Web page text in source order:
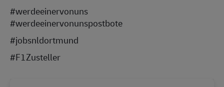
#werdeeinervonuns
#werdeeinervonunspostbote
#jobsnldortmund
#F1Zusteller